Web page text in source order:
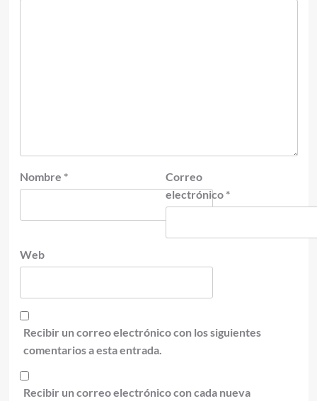
Nombre *
Correo
electrónico *
Web
Recibir un correo electrónico con los siguientes
comentarios a esta entrada.
Recibir un correo electrónico con cada nueva